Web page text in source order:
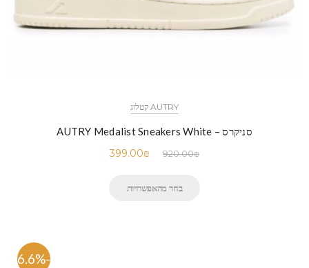
AUTRY קטלוג
סניקרס – AUTRY Medalist Sneakers White
920.00₪
399.00₪
בחר מהאפשרויות
-56.6%